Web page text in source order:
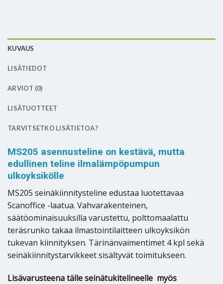
KUVAUS
LISÄTIEDOT
ARVIOT (0)
LISÄTUOTTEET
TARVITSETKO LISÄTIETOA?
MS205 asennusteline on kestävä, mutta
edullinen teline ilmalämpöpumpun
ulkoyksikölle
MS205 seinäkiinnitysteline edustaa luotettavaa
Scanoffice -laatua. Vahvarakenteinen,
säätöominaisuuksilla varustettu, polttomaalattu
teräsrunko takaa ilmastointilaitteen ulkoyksikön
tukevan kiinnityksen. Tärinänvaimentimet 4 kpl sekä
seinäkiinnitystarvikkeet sisältyvät toimitukseen.
Lisävarusteena tälle seinätukitelineelle myös